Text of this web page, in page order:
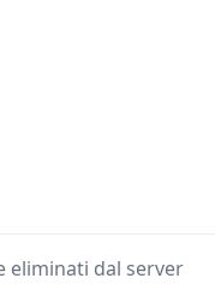
eliminati dal server